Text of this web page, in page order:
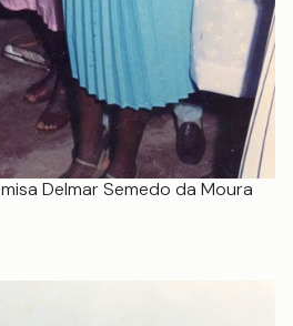
Delmar Semedo da Moura